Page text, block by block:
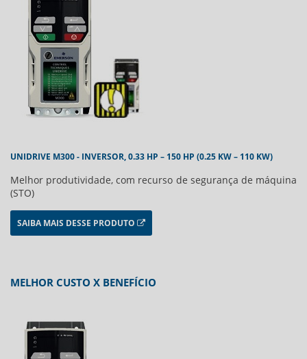
UNIDRIVE M300 - INVERSOR, 0.33 HP – 150 HP (0.25 KW – 110 KW)
Melhor produtividade, com recurso de segurança de máquina
(STO)
SAIBA MAIS DESSE PRODUTO
MELHOR CUSTO X BENEFÍCIO